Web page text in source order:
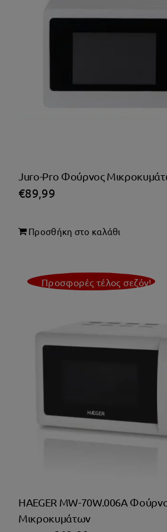
Juro-Pro Φούρνος
€89,99
Προσθήκη στο καλάθι
Προσφορές τέλος σεζόν!
HAEGER MW-70W.006A
Μικροκυμάτων